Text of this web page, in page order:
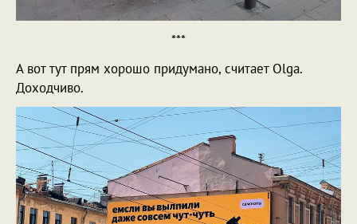
***
А вот тут прям хорошо придумано, считает Olga.
Доходчиво.